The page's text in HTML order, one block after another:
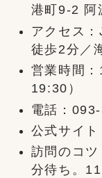
港町9-2 阿
アクセス
徒歩2分／
営業時間
19:30）
電話：
公式サイト
訪問のコ
分待ち。